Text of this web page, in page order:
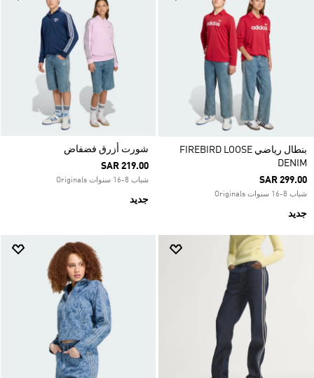
بنطال رياضي FIREBIRD LOOSE
DENIM
SAR 299.00
شباب 8-16 سنوات Originals
جديد
شورت أزرق فضفاض
SAR 219.00
شباب 8-16 سنوات Originals
جديد